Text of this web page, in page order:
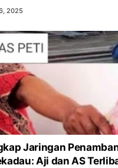
2025
Jaringan
Aji dan AS